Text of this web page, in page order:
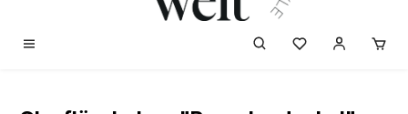
Du hast 0